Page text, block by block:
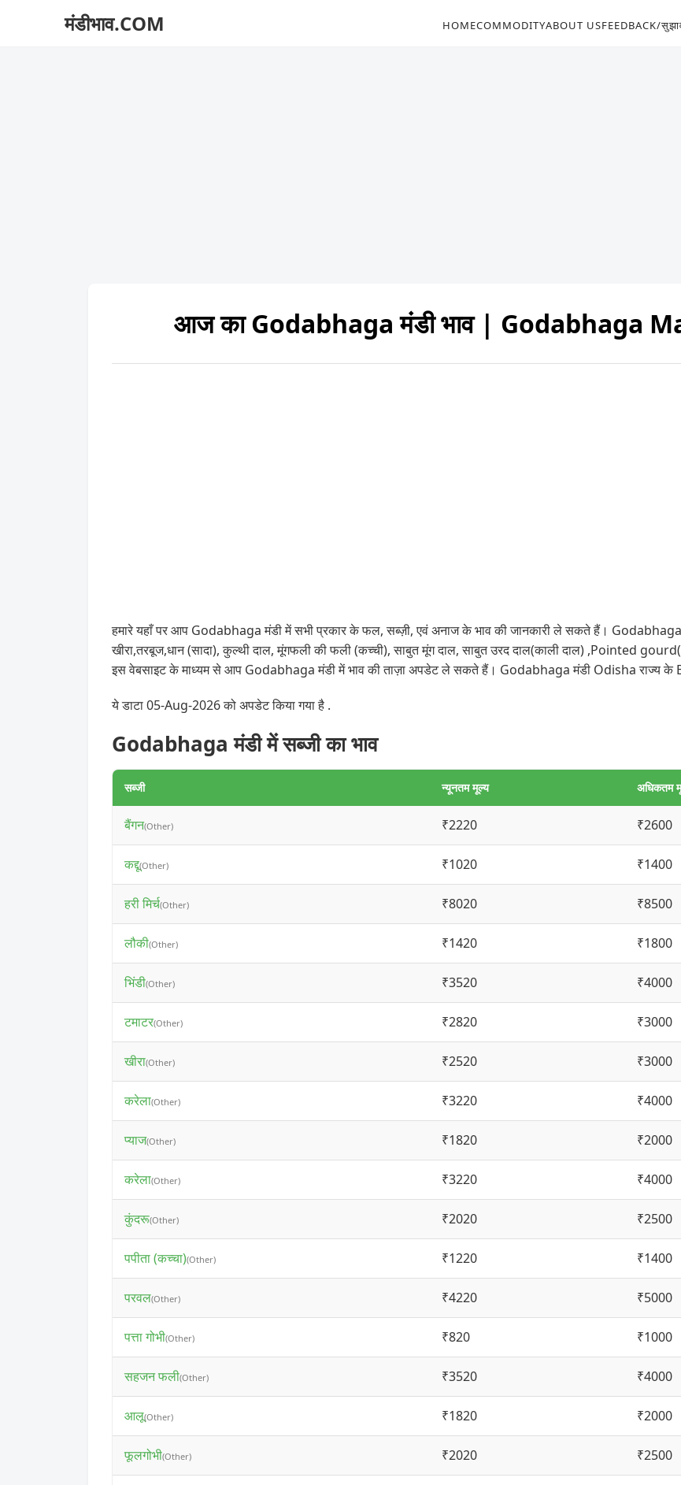
मंडीभाव.COM HOMECOMMODITYABOUT USFEEDBACK/
आज का Godabhaga मंडी भाव | Godabhaga
हमारे यहाँ पर आप Godabhaga मंडी में सभी प्रकार के फल, सब्ज़ी, एवं अनाज के भाव की जानकारी ले सकते हैं। Godabhaga
खीरा,तरबूज,धान (सादा), कुल्थी दाल, मूंगफली की फली (कच्ची), साबुत मूंग दाल, साबुत उरद दाल(काली दाल) ,Pointed
इस वेबसाइट के माध्यम से आप Godabhaga मंडी में भाव की ताज़ा अपडेट ले सकते हैं। Godabhaga मंडी Odisha राज्य के
ये डाटा 05-Aug-2026 को अपडेट किया गया है .
Godabhaga मंडी में सब्जी का भाव
सब्जी न्यूनतम मूल्य अधिकतम
बैंगन(Other) ₹2220 ₹2600
कद्दू(Other) ₹1020 ₹1400
हरी मिर्च(Other) ₹8020 ₹8500
लौकी(Other) ₹1420 ₹1800
भिंडी(Other) ₹3520 ₹4000
टमाटर(Other) ₹2820 ₹3000
खीरा(Other) ₹2520 ₹3000
करेला(Other) ₹3220 ₹4000
प्याज(Other) ₹1820 ₹2000
करेला(Other) ₹3220 ₹4000
कुंदरू(Other) ₹2020 ₹2500
पपीता (कच्चा)(Other) ₹1220 ₹1400
परवल(Other) ₹4220 ₹5000
पत्ता गोभी(Other) ₹820 ₹1000
सहजन फली(Other) ₹3520 ₹4000
आलू(Other) ₹1820 ₹2000
फूलगोभी(Other) ₹2020 ₹2500